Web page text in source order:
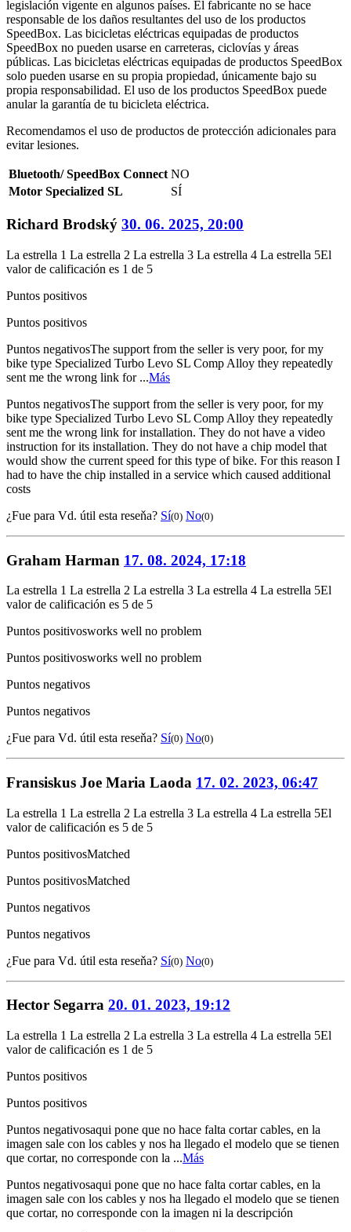
legislación vigente en algunos países. El fabricante no se hace
responsable de los daños resultantes del uso de los productos
SpeedBox. Las bicicletas eléctricas equipadas de productos
SpeedBox no pueden usarse en carreteras, ciclovías y áreas
públicas. Las bicicletas eléctricas equipadas de productos SpeedBox
solo pueden usarse en su propia propiedad, únicamente bajo su
propia responsabilidad. El uso de los productos SpeedBox puede
anular la garantía de tu bicicleta eléctrica.
Recomendamos el uso de productos de protección adicionales para
evitar lesiones.
Bluetooth/ SpeedBox Connect NO
Motor Specialized SL
SÍ
Richard Brodský 30. 06. 2025, 20:00
La estrella 1 La estrella 2 La estrella 3 La estrella 4 La estrella 5El
valor de calificación es 1 de 5
Puntos positivos
Puntos positivos
Puntos negativosThe support from the seller is very poor, for my
bike type Specialized Turbo Levo SL Comp Alloy they repeatedly
sent me the wrong link for ...Más
Puntos negativosThe support from the seller is very poor, for my
bike type Specialized Turbo Levo SL Comp Alloy they repeatedly
sent me the wrong link for installation. They do not have a video
instruction for its installation. They do not have a chip model that
would show the current speed for this type of bike. For this reason I
had to have the chip installed in a service which caused additional
costs
¿Fue para Vd. útil esta reseňa? Sí(0) No(0)
Graham Harman 17. 08. 2024, 17:18
La estrella 1 La estrella 2 La estrella 3 La estrella 4 La estrella 5El
valor de calificación es 5 de 5
Puntos positivosworks well no problem
Puntos positivosworks well no problem
Puntos negativos
Puntos negativos
¿Fue para Vd. útil esta reseňa? Sí(0) No(0)
Fransiskus Joe Maria Laoda 17. 02. 2023, 06:47
La estrella 1 La estrella 2 La estrella 3 La estrella 4 La estrella 5El
valor de calificación es 5 de 5
Puntos positivosMatched
Puntos positivosMatched
Puntos negativos
Puntos negativos
¿Fue para Vd. útil esta reseňa? Sí(0) No(0)
Hector Segarra 20. 01. 2023, 19:12
La estrella 1 La estrella 2 La estrella 3 La estrella 4 La estrella 5El
valor de calificación es 1 de 5
Puntos positivos
Puntos positivos
Puntos negativosaqui pone que no hace falta cortar cables, en la
imagen sale con los cables y nos ha llegado el modelo que se tienen
que cortar, no corresponde con la ...Más
Puntos negativosaqui pone que no hace falta cortar cables, en la
imagen sale con los cables y nos ha llegado el modelo que se tienen
que cortar, no corresponde con la imagen ni la descripción